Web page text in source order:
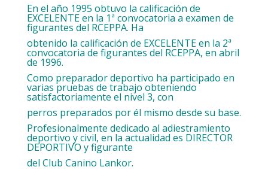
En el año 1995 obtuvo la calificación de
EXCELENTE en la 1ª convocatoria a examen de
figurantes del RCEPPA. Ha
obtenido la calificación de EXCELENTE en la 2ª
convocatoria de figurantes del RCEPPA, en abril
de 1996.
Como preparador deportivo ha participado en
varias pruebas de trabajo obteniendo
satisfactoriamente el nivel 3, con
perros preparados por él mismo desde su base.
Profesionalmente dedicado al adiestramiento
deportivo y civil, en la actualidad es DIRECTOR
DEPORTIVO y figurante
del Club Canino Lankor.